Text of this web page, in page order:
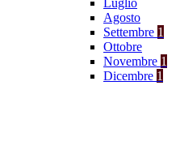
Luglio
Agosto
Settembre 1
Ottobre
Novembre 1
Dicembre 1